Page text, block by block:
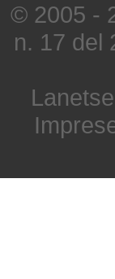
© 2005 -
n. 17 del